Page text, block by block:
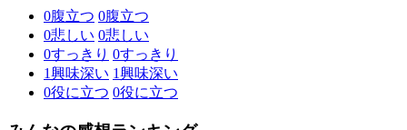
0腹立つ 0腹立つ
0悲しい 0悲しい
0すっきり 0すっきり
1興味深い 1興味深い
0役に立つ 0役に立つ